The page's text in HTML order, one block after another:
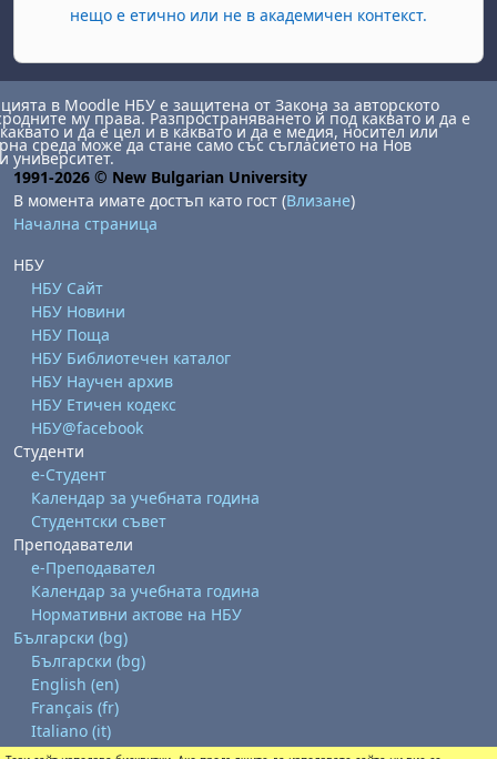
нещо е етично или не в академичен контекст.
в Moodle НБУ е защитена от Закона за авторското
му права. Разпространяването й под каквато и да е
и да е цел и в каквато и да е медия, носител или
среда може да стане само със съгласието на Нов
университет.
1991-2026 © New Bulgarian University
В момента имате достъп като гост (Влизане)
Начална страница
НБУ
НБУ Сайт
НБУ Новини
НБУ Поща
НБУ Библиотечен каталог
НБУ Научен архив
НБУ Етичен кодекс
НБУ@facebook
Студенти
е-Студент
Календар за учебната година
Студентски съвет
Преподаватели
е-Преподавател
Календар за учебната година
Нормативни актове на НБУ
Български ‎(bg)‎
Български ‎(bg)‎
English ‎(en)‎
Français ‎(fr)‎
Italiano ‎(it)‎